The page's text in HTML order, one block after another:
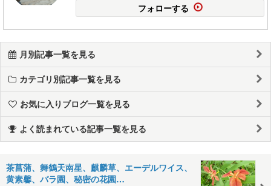
フォローする
月別記事一覧を見る
カテゴリ別記事一覧を見る
お気に入りブログ一覧を見る
よく読まれている記事一覧を見る
茶菖蒲、舞鶴天南星、麒麟草、エーデルワイス、
黄素馨、バラ園、秘密の花園…